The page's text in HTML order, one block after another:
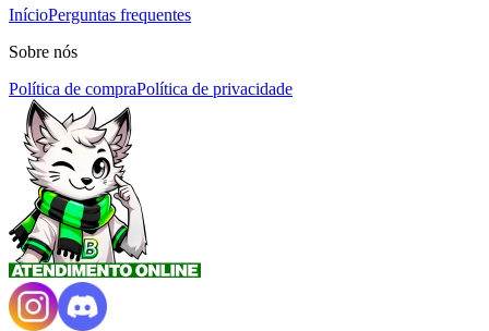
InícioPerguntas frequentes
Sobre nós
Política de compraPolítica de privacidade